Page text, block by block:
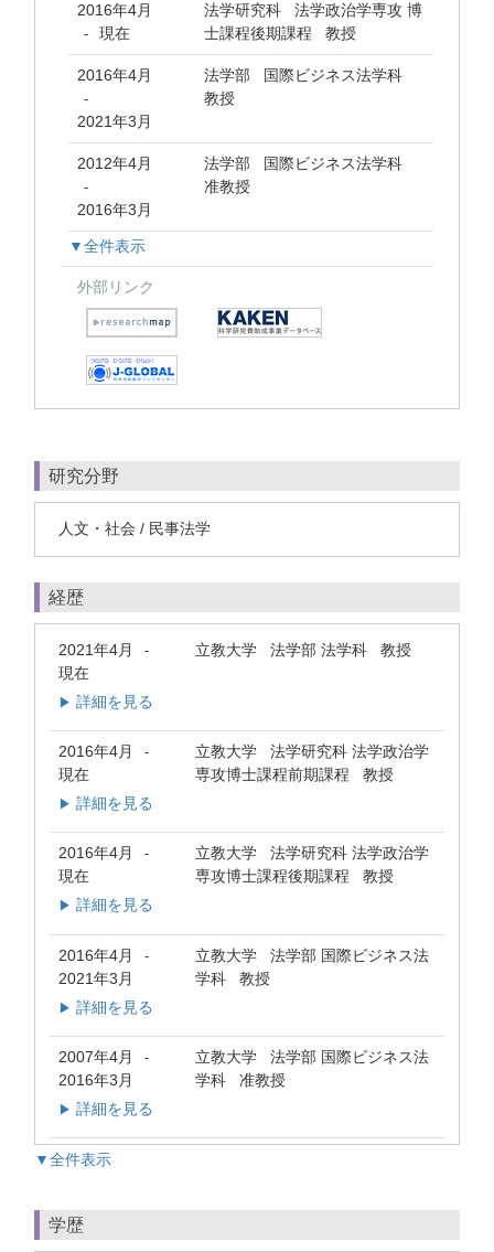
2016年4月
- 現在
法学研究科 法学政治学専攻 博
士課程後期課程 教授
2016年4月
-
2021年3月
法学部 国際ビジネス法学科
教授
2012年4月
-
2016年3月
法学部 国際ビジネス法学科
准教授
▼全件表示
外部リンク
研究分野
人文・社会 / 民事法学
経歴
2021年4月 -
現在
立教大学 法学部 法学科 教授
▶ 詳細を見る
2016年4月 -
現在
立教大学 法学研究科 法学政治学
専攻博士課程前期課程 教授
▶ 詳細を見る
2016年4月 -
現在
立教大学 法学研究科 法学政治学
専攻博士課程後期課程 教授
▶ 詳細を見る
2016年4月 -
2021年3月
立教大学 法学部 国際ビジネス法
学科 教授
▶ 詳細を見る
2007年4月 -
2016年3月
立教大学 法学部 国際ビジネス法
学科 准教授
▶ 詳細を見る
▼全件表示
学歴